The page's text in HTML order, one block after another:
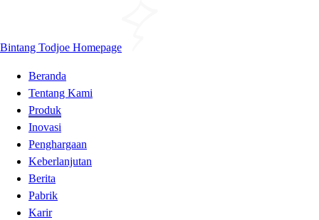
Bintang Todjoe Homepage
Beranda
Tentang Kami
Produk
Inovasi
Penghargaan
Keberlanjutan
Berita
Pabrik
Karir